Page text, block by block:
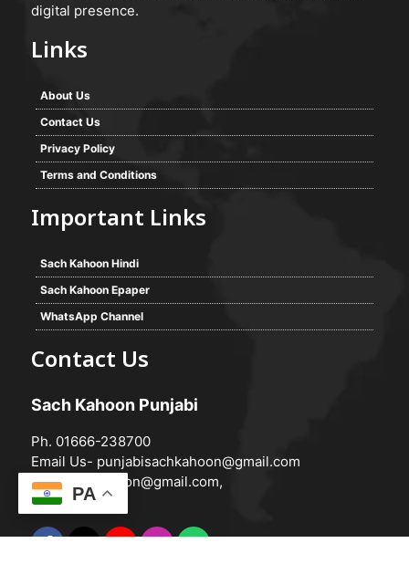
digital presence.
Links
About Us
Contact Us
Privacy Policy
Terms and Conditions
Important Links
Sach Kahoon Hindi
Sach Kahoon Epaper
WhatsApp Channel
Contact Us
Sach Kahoon Punjabi
Ph. 01666-238700
Email Us- punjabisachkahoon@gmail.com
hindisachkahoon@gmail.com,
PA